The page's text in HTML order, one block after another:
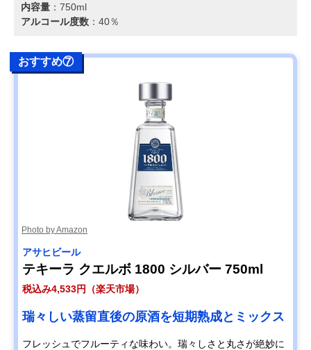
内容量 ：‎750ml
アルコール度数 ：40％
おすすめ⑦
Photo by Amazon
アサヒビール
テキーラ クエルボ 1800 シルバー 750ml
税込み4,533円（楽天市場）
瑞々しい蒸留直後の原酒を短期熟成とミックス
フレッシュでフルーティな味わい。瑞々しさと丸さが絶妙に